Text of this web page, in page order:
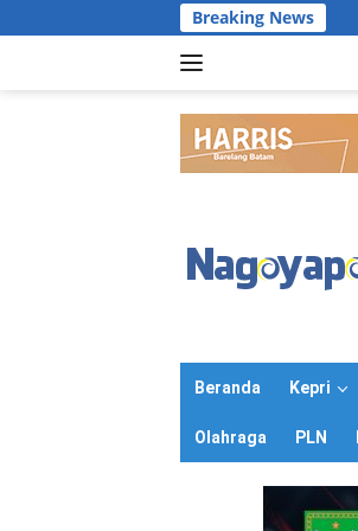
ke
Breaking News
Beranda Kepri
Olahraga PLN